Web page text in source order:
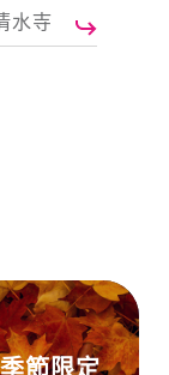
水寺
節限定